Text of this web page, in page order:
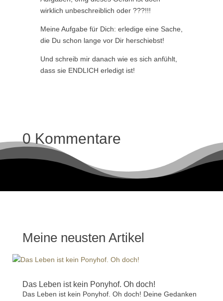
wirklich unbeschreiblich oder ???!!!
Meine Aufgabe für Dich: erledige eine Sache,
die Du schon lange vor Dir herschiebst!
Und schreib mir danach wie es sich anfühlt,
dass sie ENDLICH erledigt ist!
0 Kommentare
Meine neusten Artikel
Das Leben ist kein Ponyhof. Oh doch!
Das Leben ist kein Ponyhof. Oh doch! Deine Gedanken